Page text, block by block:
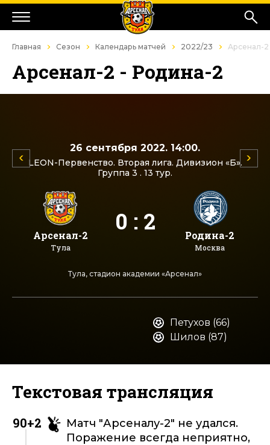
Главная Сезон Календарь матчей 2022/23 Арсенал-
Арсенал-2 - Родина-2
26 сентября 2022. 14:00.
LEON-Первенство. Вторая лига. Дивизион «Б».
Группа 3 . 13 тур.
Арсенал-2
Тула
0 : 2 Родина-2
Москва
Тула, стадион академии «Арсенал»
Петухов (66)
Шилов (87)
Текстовая трансляция
90+2
Матч "Арсеналу-2" не удался.
Поражение всегда неприятно,